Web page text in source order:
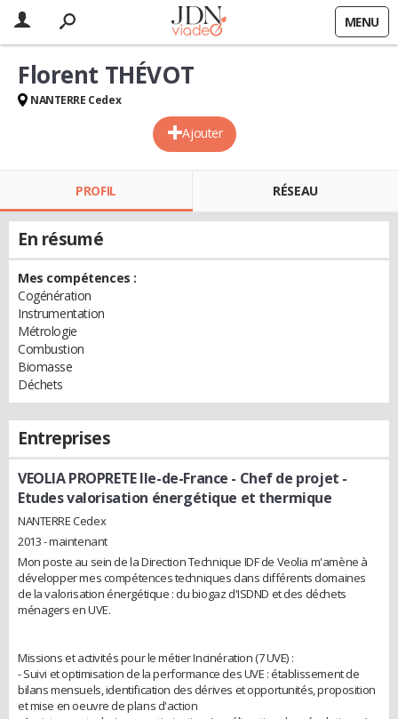
MENU
Ajouter
Florent THÉVOT
NANTERRE Cedex
PROFIL RÉSEAU
En résumé
Mes compétences :
Cogénération
Instrumentation
Métrologie
Combustion
Biomasse
Déchets
Entreprises
VEOLIA PROPRETE Ile-de-France - Chef de projet -
Etudes valorisation énergétique et thermique
NANTERRE Cedex
2013 - maintenant
Mon poste au sein de la Direction Technique IDF de Veolia m'amène à
développer mes compétences techniques dans différents domaines
de la valorisation énergétique : du biogaz d'ISDND et des déchets
ménagers en UVE.
Missions et activités pour le métier Incinération (7 UVE) :
- Suivi et optimisation de la performance des UVE : établissement de
bilans mensuels, identification des dérives et opportunités, proposition
et mise en oeuvre de plans d'action